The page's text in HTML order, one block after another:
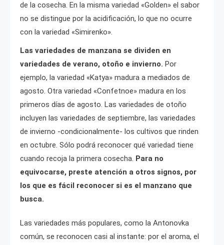
de la cosecha. En la misma variedad «Golden» el sabor
no se distingue por la acidificación, lo que no ocurre
con la variedad «Simirenko».
Las variedades de manzana se dividen en
variedades de verano, otoño e invierno. Por
ejemplo, la variedad «Katya» madura a mediados de
agosto. Otra variedad «Confetnoe» madura en los
primeros días de agosto. Las variedades de otoño
incluyen las variedades de septiembre, las variedades
de invierno -condicionalmente- los cultivos que rinden
en octubre. Sólo podrá reconocer qué variedad tiene
cuando recoja la primera cosecha. Para no
equivocarse, preste atención a otros signos, por
los que es fácil reconocer si es el manzano que
busca.
Las variedades más populares, como la Antonovka
común, se reconocen casi al instante: por el aroma, el